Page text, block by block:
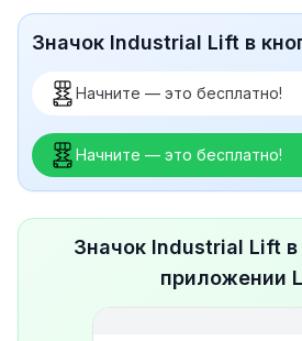
Значок Industrial Lift в
Начните — это бесплатно!
Начните — это бесплатно!
Значок Industrial Lift
приложении